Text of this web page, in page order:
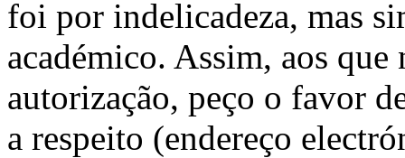
foi por indelicadeza, mas
académico. Assim, aos
autorização, peço o favor
a respeito (endereço